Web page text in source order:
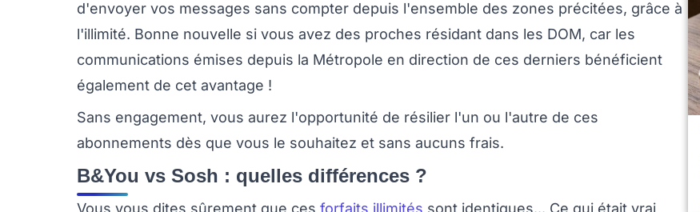
d'envoyer vos messages sans compter depuis l'ensemble des zones précitées, grâce à
l'illimité. Bonne nouvelle si vous avez des proches résidant dans les DOM, car les
communications émises depuis la Métropole en direction de ces derniers bénéficient
également de cet avantage !
Sans engagement, vous aurez l'opportunité de résilier l'un ou l'autre de ces
abonnements dès que vous le souhaitez et sans aucuns frais.
B&You vs Sosh : quelles différences ?
Vous vous dites sûrement que ces forfaits illimités sont identiques... Ce qui était vrai